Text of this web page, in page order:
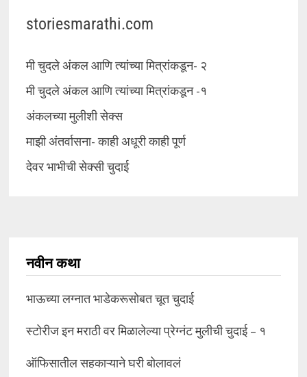
storiesmarathi.com
मी चुदले अंकल आणि त्यांच्या मित्रांकडून- २
मी चुदले अंकल आणि त्यांच्या मित्रांकडून -१
अंकलच्या मुलीशी सेक्स
माझी अंतर्वासना- काही अधूरी काही पूर्ण
देवर भाभीची सेक्सी चुदाई
नवीन कथा
भाऊच्या लग्नात भाडेकरूसोबत चूत चुदाई
स्टोरीज इन मराठी वर मिळालेल्या प्रेग्नंट मुलीची चुदाई – १
ऑफिसातील सहकाऱ्याने घरी बोलावलं